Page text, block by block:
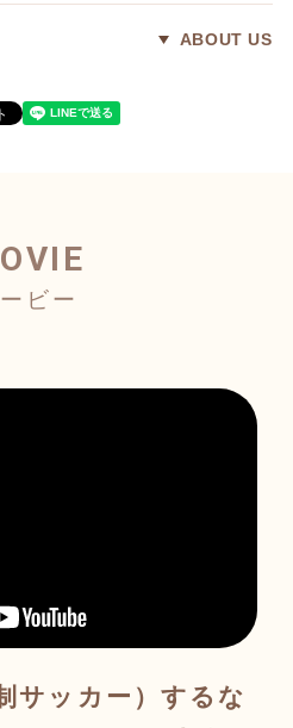
ABOUT US
サッカー）するな